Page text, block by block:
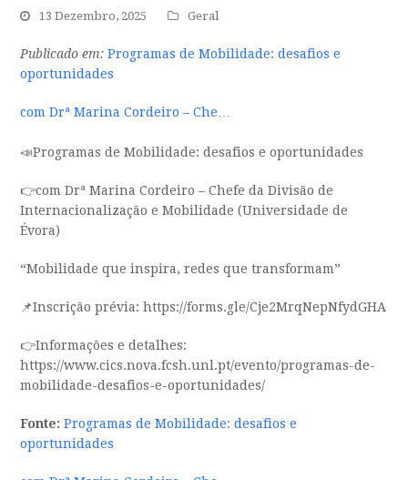
13 Dezembro, 2025 Geral
Publicado em: Programas de Mobilidade: desafios e
oportunidades
com Drª Marina Cordeiro – Che…
📣Programas de Mobilidade: desafios e oportunidades
👉com Drª Marina Cordeiro – Chefe da Divisão de
Internacionalização e Mobilidade (Universidade de
Évora)
“Mobilidade que inspira, redes que transformam”
📌Inscrição prévia: https://forms.gle/Cje2MrqNepNfydGHA
👉Informações e detalhes:
https://www.cics.nova.fcsh.unl.pt/evento/programas-de-
mobilidade-desafios-e-oportunidades/
Fonte: Programas de Mobilidade: desafios e
oportunidades